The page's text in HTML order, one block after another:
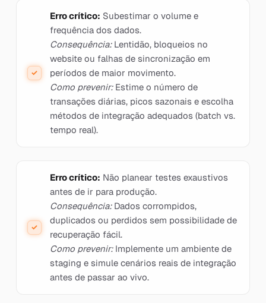
Erro crítico: Subestimar o volume e
frequência dos dados.
Consequência:Lentidão, bloqueios no
website ou falhas de sincronização em
períodos de maior movimento.
Como prevenir:Estime o número de
transações diárias, picos sazonais e escolha
métodos de integração adequados (batch vs.
tempo real).
Erro crítico: Não planear testes exaustivos
antes de ir para produção.
Consequência:Dados corrompidos,
duplicados ou perdidos sem possibilidade de
recuperação fácil.
Como prevenir:Implemente um ambiente de
staging e simule cenários reais de integração
antes de passar ao vivo.